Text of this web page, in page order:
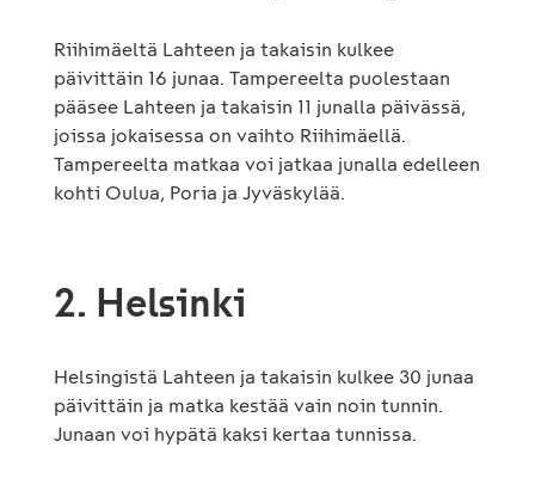
Riihimäeltä Lahteen ja takaisin kulkee
päivittäin 16 junaa. Tampereelta puolestaan
pääsee Lahteen ja takaisin 11 junalla päivässä,
joissa jokaisessa on vaihto Riihimäellä.
Tampereelta matkaa voi jatkaa junalla edelleen
kohti Oulua, Poria ja Jyväskylää.
2. Helsinki
Helsingistä Lahteen ja takaisin kulkee 30 junaa
päivittäin ja matka kestää vain noin tunnin.
Junaan voi hypätä kaksi kertaa tunnissa.